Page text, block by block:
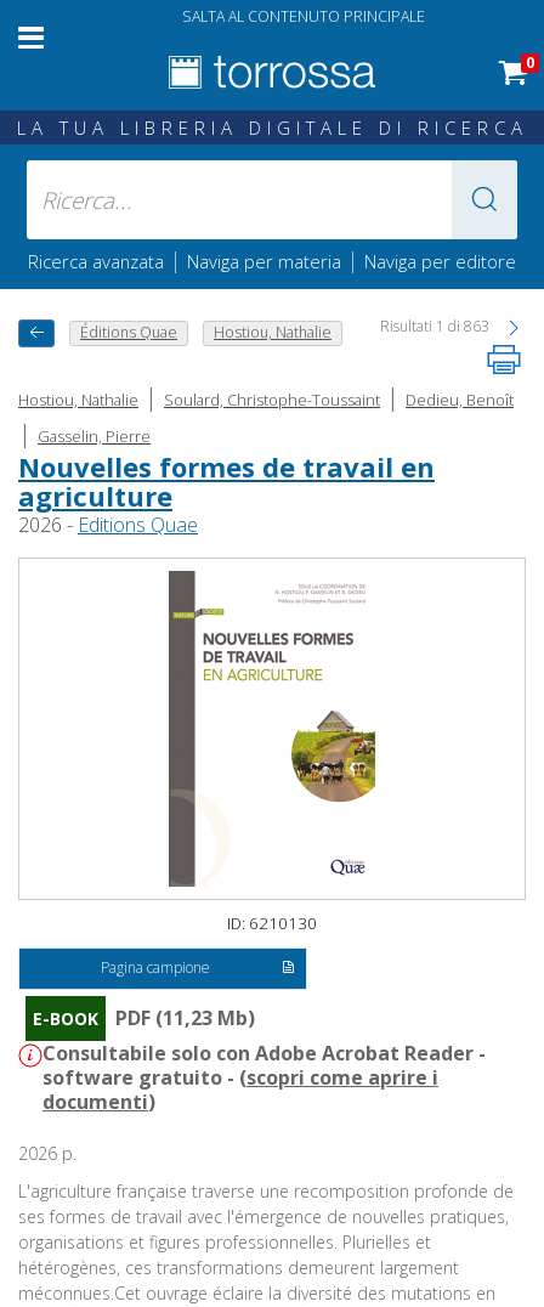
SALTA AL CONTENUTO PRINCIPALE
0
LA TUA LIBRERIA DIGITALE DI RICERCA
Ricerca avanzata | Naviga per materia | Naviga per editore
Éditions Quae Hostiou, Nathalie Risultati 1 di 863
Hostiou, Nathalie | Soulard, Christophe-Toussaint | Dedieu, Benoît
| Gasselin, Pierre
Nouvelles formes de travail en
agriculture
2026 - Editions Quae
ID: 6210130
Pagina campione
E-BOOK
PDF (11,23 Mb)
Consultabile solo con Adobe Acrobat Reader -
software gratuito - (scopri come aprire i
documenti)
2026 p.
L'agriculture française traverse une recomposition profonde de
ses formes de travail avec l'émergence de nouvelles pratiques,
organisations et figures professionnelles. Plurielles et
hétérogènes, ces transformations demeurent largement
méconnues.Cet ouvrage éclaire la diversité des mutations en